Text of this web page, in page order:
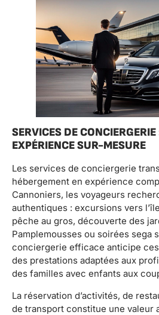
SERVICES DE
EXPÉRIENCE SUR-MESURE
Les services de conciergerie
hébergement en expérience
Cannoniers, les voyageurs
authentiques : excursions vers
pêche au gros, découverte des
Pamplemousses ou soirées sega
conciergerie efficace anticipe
des prestations adaptées aux
des familles avec enfants aux
La réservation d’activités, de
de transport constitue une valeur